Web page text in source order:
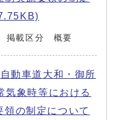
掲載区分 概要
動車道大和・御所
気象時等における
領の制定について